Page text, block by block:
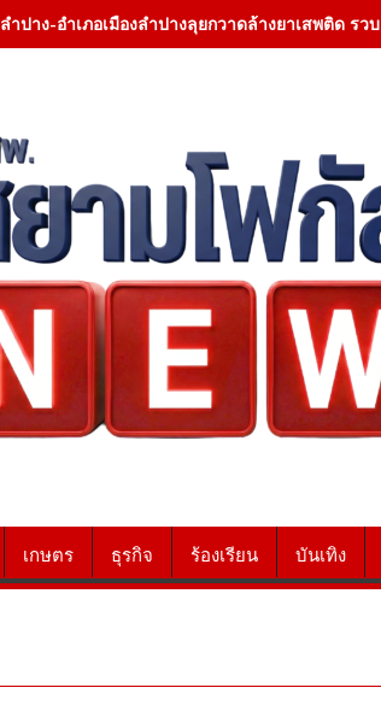
ลำปาง-อำเภอเมืองลำปางลุยกวาดล้างยาเสพติด รว
เกษตร ธุรกิจ ร้องเรียน บันเทิง